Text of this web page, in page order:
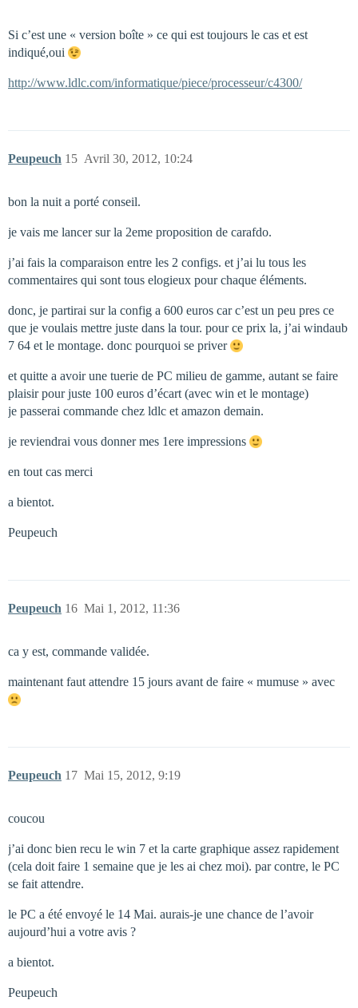
Si c’est une « version boîte » ce qui est toujours le cas et est
indiqué,oui
http://www.ldlc.com/informatique/piece/processeur/c4300/
Peupeuch Avril 30, 2012, 10:24
15
bon la nuit a porté conseil.
je vais me lancer sur la 2eme proposition de carafdo.
j’ai fais la comparaison entre les 2 configs. et j’ai lu tous les
commentaires qui sont tous elogieux pour chaque éléments.
donc, je partirai sur la config a 600 euros car c’est un peu pres ce
que je voulais mettre juste dans la tour. pour ce prix la, j’ai windaub
7 64 et le montage. donc pourquoi se priver
et quitte a avoir une tuerie de PC milieu de gamme, autant se faire
plaisir pour juste 100 euros d’écart (avec win et le montage)
je passerai commande chez ldlc et amazon demain.
je reviendrai vous donner mes 1ere impressions
en tout cas merci
a bientot.
Peupeuch
Peupeuch Mai 1, 2012, 11:36
16
ca y est, commande validée.
maintenant faut attendre 15 jours avant de faire « mumuse » avec
Peupeuch Mai 15, 2012, 9:19
17
coucou
j’ai donc bien recu le win 7 et la carte graphique assez rapidement
(cela doit faire 1 semaine que je les ai chez moi). par contre, le PC
se fait attendre.
le PC a été envoyé le 14 Mai. aurais-je une chance de l’avoir
aujourd’hui a votre avis ?
a bientot.
Peupeuch